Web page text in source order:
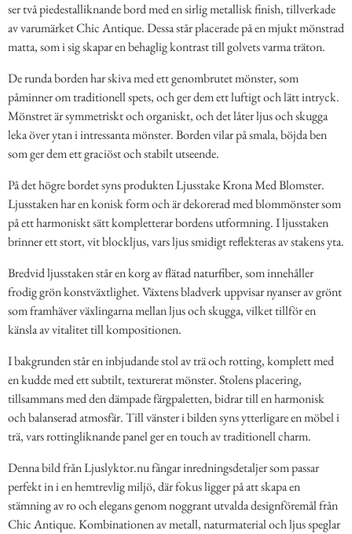
ser två piedestalliknande bord med en sirlig metallisk finish, tillverkade
av varumärket Chic Antique. Dessa står placerade på en mjukt mönstrad
matta, som i sig skapar en behaglig kontrast till golvets varma träton.
De runda borden har skiva med ett genombrutet mönster, som
påminner om traditionell spets, och ger dem ett luftigt och lätt intryck.
Mönstret är symmetriskt och organiskt, och det låter ljus och skugga
leka över ytan i intressanta mönster. Borden vilar på smala, böjda ben
som ger dem ett graciöst och stabilt utseende.
På det högre bordet syns produkten Ljusstake Krona Med Blomster.
Ljusstaken har en konisk form och är dekorerad med blommönster som
på ett harmoniskt sätt kompletterar bordens utformning. I ljusstaken
brinner ett stort, vit blockljus, vars ljus smidigt reflekteras av stakens yta.
Bredvid ljusstaken står en korg av flätad naturfiber, som innehåller
frodig grön konstväxtlighet. Växtens bladverk uppvisar nyanser av grönt
som framhäver växlingarna mellan ljus och skugga, vilket tillför en
känsla av vitalitet till kompositionen.
I bakgrunden står en inbjudande stol av trä och rotting, komplett med
en kudde med ett subtilt, texturerat mönster. Stolens placering,
tillsammans med den dämpade färgpaletten, bidrar till en harmonisk
och balanserad atmosfär. Till vänster i bilden syns ytterligare en möbel i
trä, vars rottingliknande panel ger en touch av traditionell charm.
Denna bild från Ljuslyktor.nu fångar inredningsdetaljer som passar
perfekt in i en hemtrevlig miljö, där fokus ligger på att skapa en
stämning av ro och elegans genom noggrant utvalda designföremål från
Chic Antique. Kombinationen av metall, naturmaterial och ljus speglar